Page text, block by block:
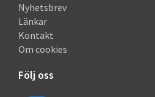
Nyhetsbrev
Länkar
Kontakt
Om cookies
Följ oss